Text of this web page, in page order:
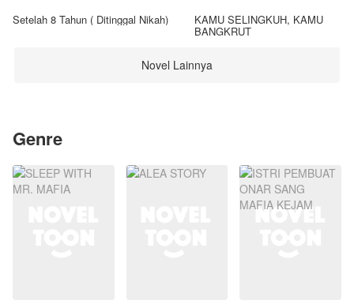
Setelah 8 Tahun ( Ditinggal Nikah) KAMU SELINGKUH, KAMU
BANGKRUT
Novel Lainnya
Genre